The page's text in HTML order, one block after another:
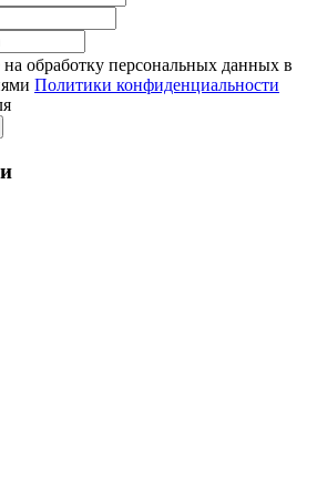
обработку персональных данных в
Политики конфиденциальности